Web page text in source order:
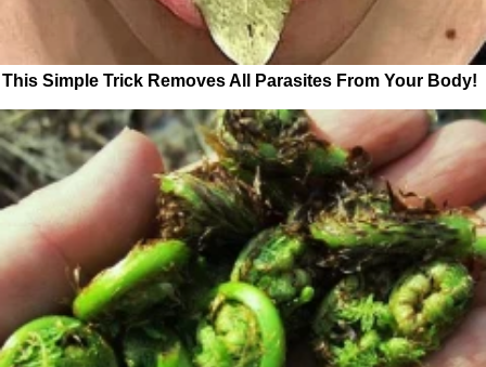
This Simple Trick Removes All Parasites From Your Body!